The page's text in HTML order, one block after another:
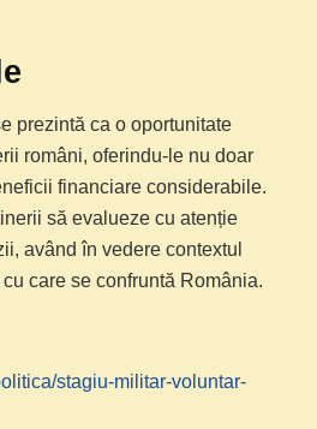
prezintă ca o oportunitate
români, oferindu-le nu doar
financiare considerabile.
să evalueze cu atenție
având în vedere contextul
care se confruntă România.
stagiu-militar-voluntar-